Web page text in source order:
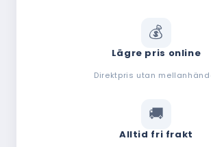
Lägre pris online
Direktpris utan
Alltid fri frakt